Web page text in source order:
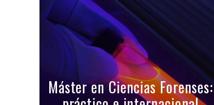
Máster en Ciencias Forenses: